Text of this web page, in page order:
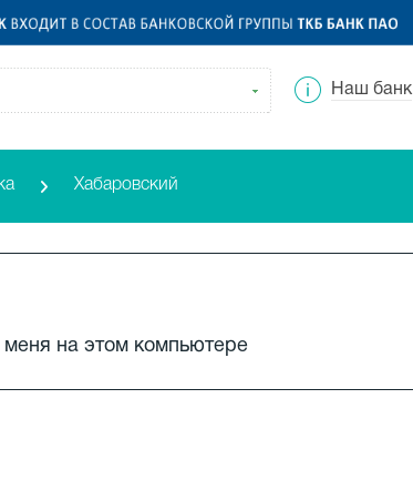
Наш банк
Хабаровский
меня на этом компьютере